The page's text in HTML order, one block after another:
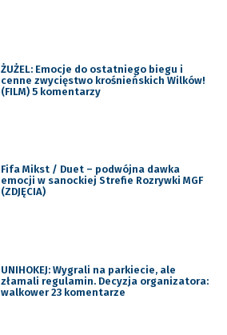
ŻUŻEL: Emocje do ostatniego biegu i
cenne zwycięstwo krośnieńskich Wilków!
(FILM) 5 komentarzy
Fifa Mikst / Duet – podwójna dawka
emocji w sanockiej Strefie Rozrywki MGF
(ZDJĘCIA)
UNIHOKEJ: Wygrali na parkiecie, ale
złamali regulamin. Decyzja organizatora:
walkower 23 komentarze